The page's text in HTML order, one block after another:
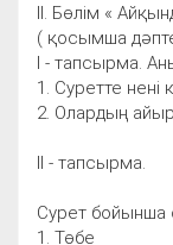
ІІ. Бөлім «
( қосымша
І - тапсырма.
1. Суретте нені
2. Олардың
ІІ - тапсырма.
Сурет бойынша
1. Төбе